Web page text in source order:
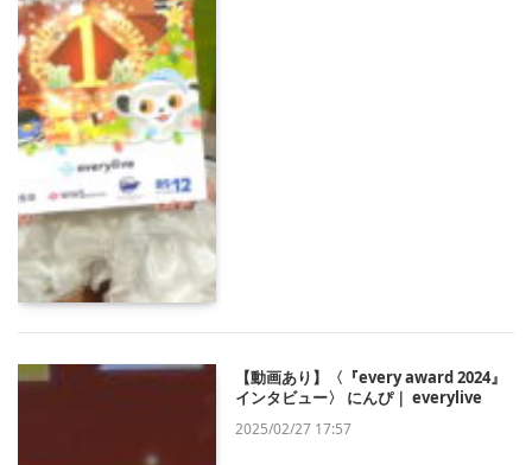
【動画あり】〈『every award 2024』
インタビュー〉 にんぴ｜ everylive
2025/02/27 17:57